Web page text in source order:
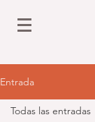
Entrada
Todas las entradas